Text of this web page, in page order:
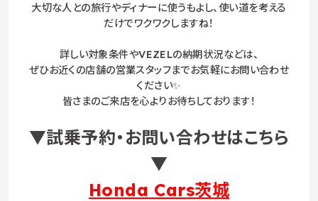
大切な人との旅行やディナーに使うもよし、使い道を考える
だけでワクワクしますね！
詳しい対象条件やVEZELの納期状況などは、
ぜひお近くの店舗の営業スタッフまでお気軽にお問い合わせ
ください✨
皆さまのご来店を心よりお待ちしております！
▼試乗予約・お問い合わせはこちら
▼
Honda Cars茨城